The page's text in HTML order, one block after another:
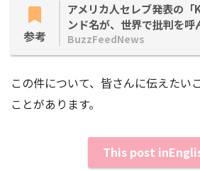
参考
アメリカ人セレブ発表の
ンド名が、世界で批判を呼
BuzzFeedNews
この件について、皆さんに伝えたい
ことがあります。
This post